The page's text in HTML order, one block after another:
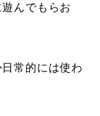
んでもらお
常的には使わ